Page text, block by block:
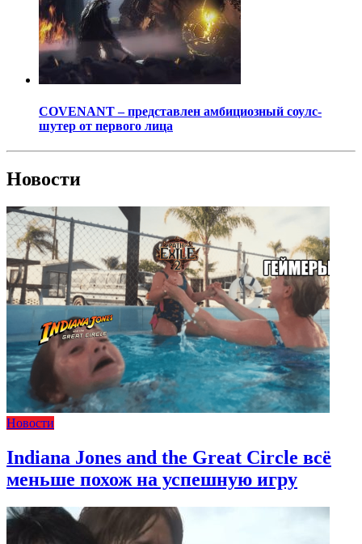
COVENANT – представлен амбициозный соулс-
шутер от первого лица
Новости
Новости
Indiana Jones and the Great Circle всё
меньше похож на успешную игру